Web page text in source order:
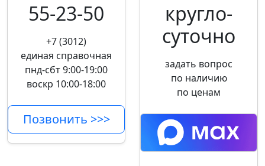
55-23-50
+7 (3012)
единая справочная
пнд-сбт 9:00-19:00
воскр 10:00-18:00
Позвонить >>>
кругло­
суточно
задать вопрос
по наличию
по ценам